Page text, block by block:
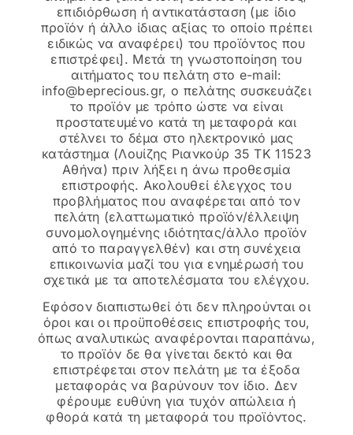
επιδιόρθωση ή αντικατάσταση (με ίδιο
προϊόν ή άλλο ίδιας αξίας το οποίο πρέπει
ειδικώς να αναφέρει) του προϊόντος που
επιστρέφει]. Μετά τη γνωστοποίηση του
αιτήματος του πελάτη στο e-mail:
info@beprecious.gr, ο πελάτης συσκευάζει
το προϊόν με τρόπο ώστε να είναι
προστατευμένο κατά τη μεταφορά και
στέλνει το δέμα στο ηλεκτρονικό μας
κατάστημα (Λουίζης Ριανκούρ 35 ΤΚ 11523
Αθήνα) πριν λήξει η άνω προθεσμία
επιστροφής. Ακολουθεί έλεγχος του
προβλήματος που αναφέρεται από τον
πελάτη (ελαττωματικό προϊόν/έλλειψη
συνομολογημένης ιδιότητας/άλλο προϊόν
από το παραγγελθέν) και στη συνέχεια
επικοινωνία μαζί του για ενημέρωσή του
σχετικά με τα αποτελέσματα του ελέγχου.
Εφόσον διαπιστωθεί ότι δεν πληρούνται οι
όροι και οι προϋποθέσεις επιστροφής του,
όπως αναλυτικώς αναφέρονται παραπάνω,
το προϊόν δε θα γίνεται δεκτό και θα
επιστρέφεται στον πελάτη με τα έξοδα
μεταφοράς να βαρύνουν τον ίδιο. Δεν
φέρουμε ευθύνη για τυχόν απώλεια ή
φθορά κατά τη μεταφορά του προϊόντος.